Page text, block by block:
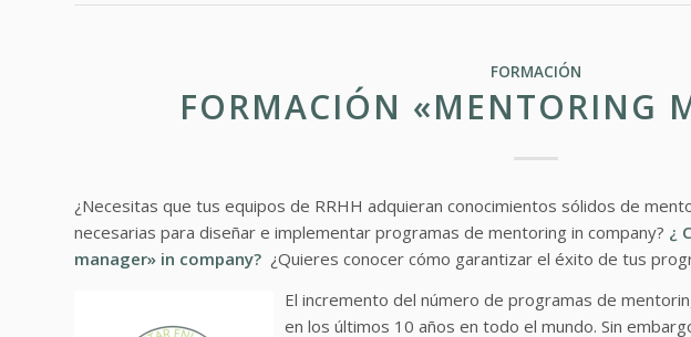
FORMACIÓN
FORMACIÓN «MENTORING
¿Necesitas que tus equipos de RRHH adquieran conocimientos sólidos de
necesarias para diseñar e implementar programas de mentoring in company? ¿
manager» in company? ¿Quieres conocer cómo garantizar el éxito de tus
El incremento del número de programas de
en los últimos 10 años en todo el mundo. Sin